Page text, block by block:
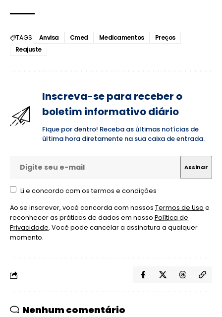
TAGS Anvisa Cmed Medicamentos
Preços
Reajuste
Inscreva-se para receber o
boletim informativo diário
Fique por dentro! Receba as últimas notícias de
última hora diretamente na sua caixa de entrada.
Li e concordo com os termos e condições
Ao se inscrever, você concorda com nossos Termos de Uso e
reconhecer as práticas de dados em nosso Política de
Privacidade. Você pode cancelar a assinatura a qualquer
momento.
Nenhum comentário